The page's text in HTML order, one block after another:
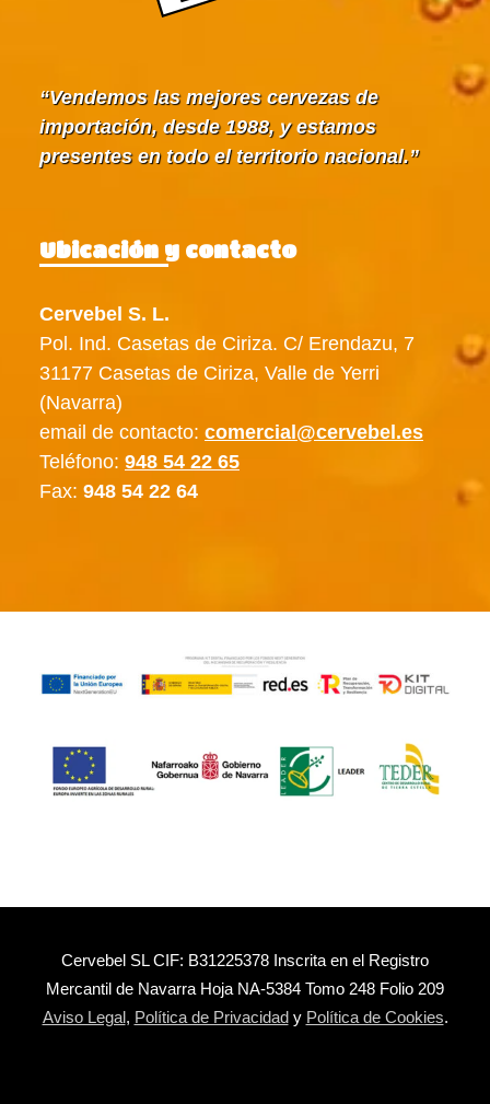
Vendemos las mejores cervezas de
importación, desde 1988, y estamos
presentes en todo el territorio nacional.
Ubicación y contacto
Cervebel S. L.
Pol. Ind. Casetas de Ciriza. C/ Erendazu, 7
31177 Casetas de Ciriza, Valle de Yerri
(Navarra)
email de contacto: comercial@cervebel.es
Teléfono: 948 54 22 65
Fax: 948 54 22 64
Cervebel SL CIF: B31225378 Inscrita en el Registro
Mercantil de Navarra Hoja NA-5384 Tomo 248 Folio 209
Aviso Legal, Política de Privacidady Política de Cookies.